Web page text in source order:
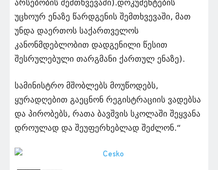
არსებობის შემთხვევაში).დოკუმენტების
უცხოურ ენაზე წარდგენის შემთხვევაში, მათ
უნდა დაერთოს საქართველოს
კანონმდებლობით დადგენილი წესით
შესრულებული თარგმანი ქართულ ენაზე).
სამინისტრო მშობლებს მოუწოდებს,
ყურადღებით გაეცნონ რეგისტრაციის ვადებსა
და პირობებს, რათა ბავშვის სკოლაში შეყვანა
დროულად და შეუფერხებლად შეძლონ.“